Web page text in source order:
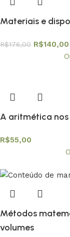
Materiais e
R$176,00 R$140,00
A aritmética
R$55,00
Métodos
volumes